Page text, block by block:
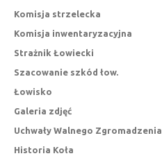
Komisja strzelecka
Komisja inwentaryzacyjna
Strażnik Łowiecki
Szacowanie szkód łow.
Łowisko
Galeria zdjęć
Uchwały Walnego Zgromadzenia
Historia Koła